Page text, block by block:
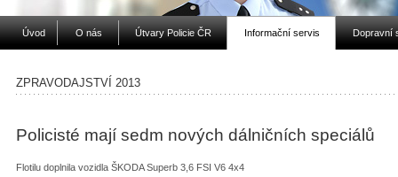
Úvod O nás Útvary Policie ČR Informační servis Dopravní
ZPRAVODAJSTVÍ 2013
Policisté mají sedm nových dálničních speciálů
Flotilu doplnila vozidla ŠKODA Superb 3,6 FSI V6 4x4